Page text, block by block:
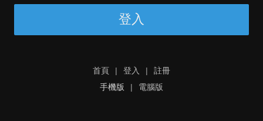
登入
首頁 | 登入 |
註冊
手機版
| 電腦版